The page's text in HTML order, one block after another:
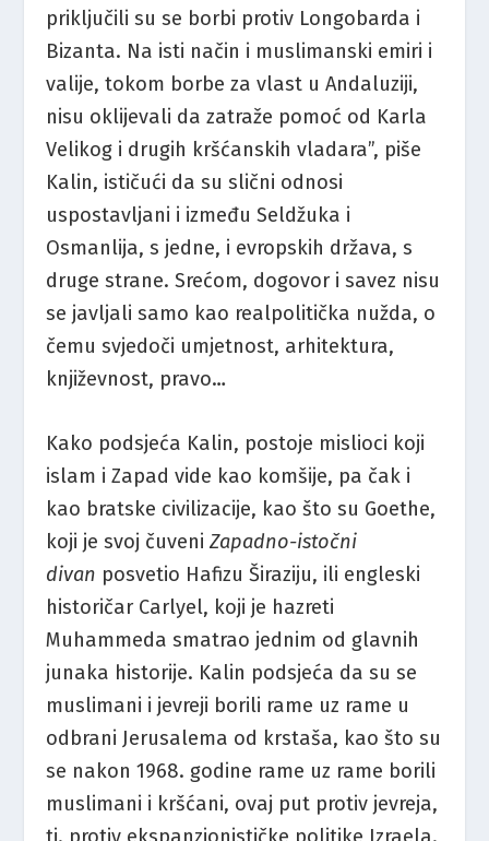
priključili su se borbi protiv Longobarda i
Bizanta. Na isti način i muslimanski emiri i
valije, tokom borbe za vlast u Andaluziji,
nisu oklijevali da zatraže pomoć od Karla
Velikog i drugih kršćanskih vladara”, piše
Kalin, ističući da su slični odnosi
uspostavljani i između Seldžuka i
Osmanlija, s jedne, i evropskih država, s
druge strane. Srećom, dogovor i savez nisu
se javljali samo kao realpolitička nužda, o
čemu svjedoči umjetnost, arhitektura,
književnost, pravo…
Kako podsjeća Kalin, postoje mislioci koji
islam i Zapad vide kao komšije, pa čak i
kao bratske civilizacije, kao što su Goethe,
koji je svoj čuveniZapadno-istočni
divan posvetio Hafizu Širaziju, ili engleski
historičar Carlyel, koji je hazreti
Muhammeda smatrao jednim od glavnih
junaka historije. Kalin podsjeća da su se
muslimani i jevreji borili rame uz rame u
odbrani Jerusalema od krstaša, kao što su
se nakon 1968. godine rame uz rame borili
muslimani i kršćani, ovaj put protiv jevreja,